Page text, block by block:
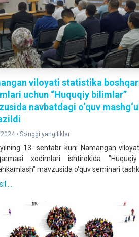
viloyati statistika
uchun “Huquqiy bilimlar”
navbatdagi o‘quv
•So'nggi yangiliklar
13- sentabr kuni Namangan
xodimlari ishtirokida
mavzusida o‘quv seminari
...